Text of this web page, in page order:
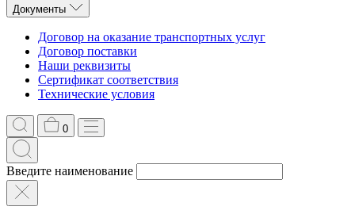
Документы
Договор на оказание транспортных услуг
Договор поставки
Наши реквизиты
Сертификат соответствия
Технические условия
0
Введите наименование